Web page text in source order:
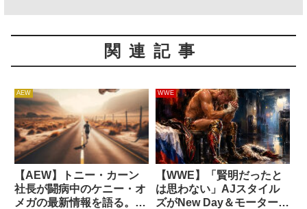
関連記事
AEW
【AEW】トニー・カーン
社長が闘病中のケニー・オ
メガの最新情報を語る。
WWE
【WWE】「賢明だったと
は思わない」AJスタイル
ズがNew Day＆モーター・